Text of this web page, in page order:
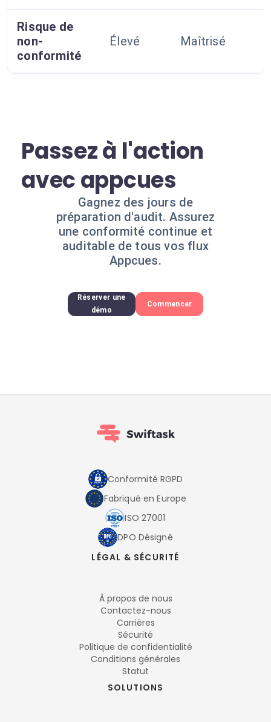
Risque de
non-
conformité
Élevé Maîtrisé
Passez à l'action
avec appcues
Gagnez des jours de
préparation d'audit. Assurez
une conformité continue et
auditable de tous vos flux
Appcues.
Réserver une
démo
Commencer
Conformité RGPD
Fabriqué en Europe
ISO 27001
DPO Désigné
LÉGAL & SÉCURITÉ
À propos de nous
Contactez-nous
Carrières
Sécurité
Politique de confidentialité
Conditions générales
Statut
SOLUTIONS